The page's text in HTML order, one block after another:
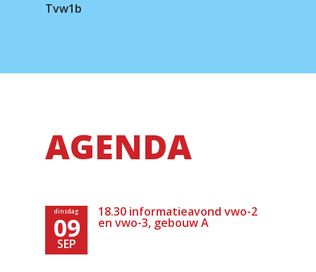
Tvw1b
AGENDA
dinsdag
09
SEP
18.30 informatieavond vwo-2
en vwo-3, gebouw A